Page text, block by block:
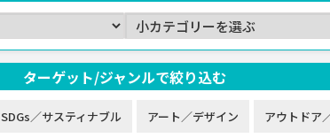
ターゲット/ジャンルで絞り込む
SDGs／サスティナブル アート／デザイン アウトドア